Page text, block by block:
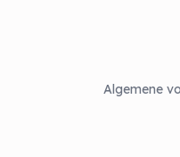
Algemene